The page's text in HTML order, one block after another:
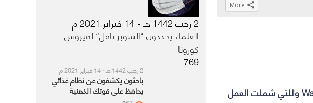
بالتعاون مع مجموعة حيث الإنسان أولاً التطوعية مبادرة Wall Of Joy واللتي شملت العمل
in
in
Click
in
Click
in
More
2 رجب 1442 هـ - 14 فبراير 2021 م
العلماء يحددون “السوبر ناقل” لفيروس
كورونا
769
2 رجب 1442 هـ - 14 فبراير 2021 م
باحثون يكشفون عن نظام غذائي
يحافظ على قوتك الذهنية